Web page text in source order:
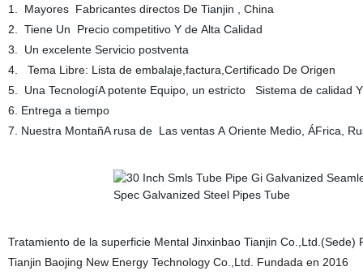
1. Mayores Fabricantes directos De Tianjin , China
2. Tiene Un Precio competitivo Y de Alta Calidad
3. Un excelente Servicio postventa
4. Tema Libre: Lista de embalaje,factura,Certificado De Origen
5. Una TecnologíA potente Equipo, un estricto Sistema de calidad
6. Entrega a tiempo
7. Nuestra MontañA rusa de Las ventas A Oriente Medio, ÁFrica,
Tratamiento de la superficie Mental Jinxinbao Tianjin Co.,Ltd.(Sede)
Tianjin Baojing New Energy Technology Co.,Ltd. Fundada en 2016